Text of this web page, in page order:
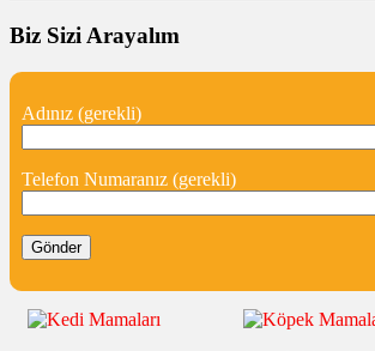
Biz Sizi Arayalım
Adınız (gerekli)
Telefon Numaranız (gerekli)